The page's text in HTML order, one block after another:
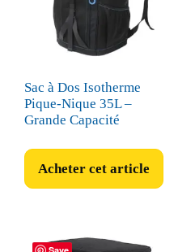
Sac à Dos Isotherme
Pique-Nique 35L –
Grande Capacité
Acheter cet article